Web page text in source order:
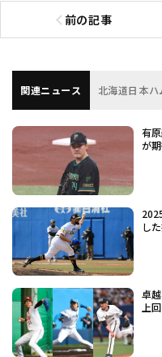
前の記事
前の記事へ
関連ニュース 北海道日本ハ
有
が
し
卓
上